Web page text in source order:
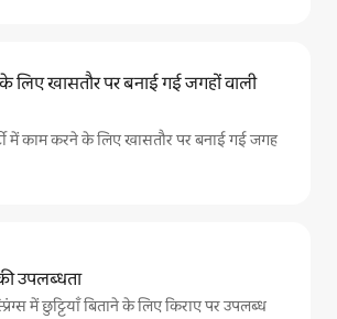
लिए खासतौर पर बनाई गई जगहों वाली
में काम करने के लिए खासतौर पर बनाई गई जगह
उपलब्धता
में छुट्टियाँ बिताने के लिए किराए पर उपलब्ध